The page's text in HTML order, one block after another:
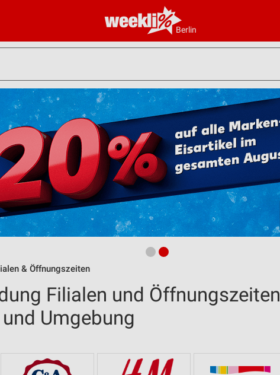
Berlin
& Öffnungszeiten
Filialen und Öffnungszeiten
Umgebung